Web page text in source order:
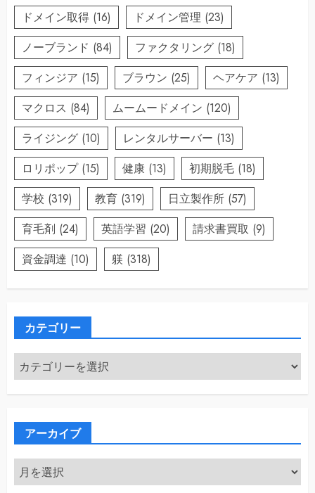
ドメイン取得 (16) ドメイン管理 (23)
ノーブランド (84) ファクタリング (18)
フィンジア (15) ブラウン (25) ヘアケア (13)
マクロス (84) ムームードメイン (120)
ライジング (10) レンタルサーバー (13)
ロリポップ(15) 健康 (13) 初期脱毛 (18)
学校 (319) 教育 (319) 日立製作所 (57)
育毛剤 (24) 英語学習 (20) 請求書買取 (9)
資金調達 (10) 躾 (318)
カテゴリー
カ
テ
ゴ
アーカイブ
ア
ー